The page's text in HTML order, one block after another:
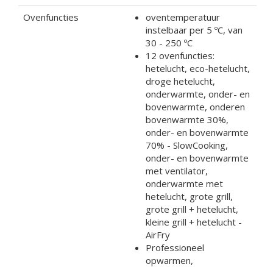
Ovenfuncties
oventemperatuur
instelbaar per 5 ºC, van
30 - 250 ºC
12 ovenfuncties:
hetelucht, eco-hetelucht,
droge hetelucht,
onderwarmte, onder- en
bovenwarmte, onderen
bovenwarmte 30%,
onder- en bovenwarmte
70% - SlowCooking,
onder- en bovenwarmte
met ventilator,
onderwarmte met
hetelucht, grote grill,
grote grill + hetelucht,
kleine grill + hetelucht -
AirFry
Professioneel
opwarmen,